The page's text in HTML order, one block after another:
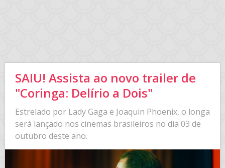
SAIU! Assista ao novo trailer de
"Coringa: Delírio a Dois"
Estrelado por Lady Gaga e Joaquin Phoenix, o longa
será lançado nos cinemas brasileiros no dia 03 de
outubro deste ano.